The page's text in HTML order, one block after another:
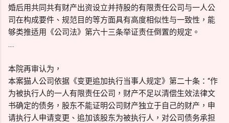
婚后用共同共有财产出资设立并持股的有限责任公司与一人公
司在构成要件、规范目的等方面具有高度相似性与一致性，能
够类推适用《公司法》第六十三条举证责任倒置的规定。
本院再审认为，
本案猫人公司依据《变更追加执行当事人规定》第二十条：“作
为被执行人的一人有限责任公司，财产不足以清偿生效法律文
书确定的债务，股东不能证明公司财产独立于自己的财产，申
请执行人申请变更、追加该股东为被执行人，对公司债务承担